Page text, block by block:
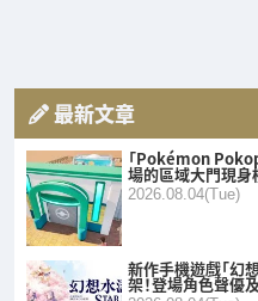
最新文章
「Pokémon
場的區域大門現身
2026.08.04(Tue)
新作手機遊戲「幻
架！登場角色聲優